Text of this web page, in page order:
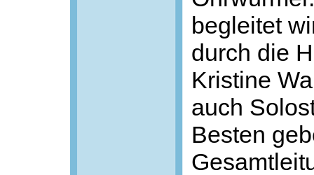
begleitet
durch die
Kristine
auch
Besten